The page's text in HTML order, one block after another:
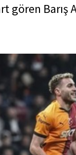
gören Barış